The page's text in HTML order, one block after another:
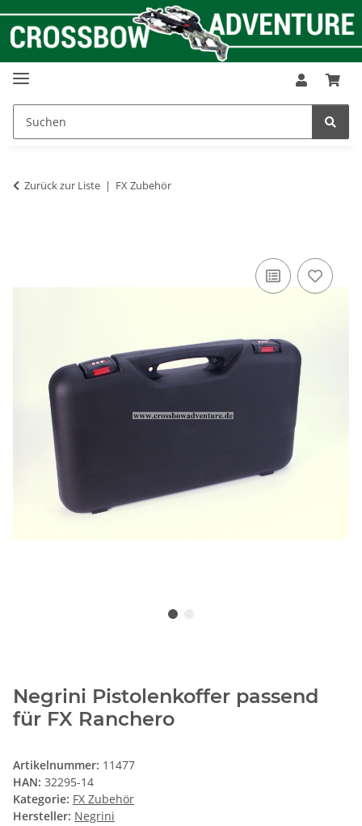
Zurück zur Liste FX Zubehör
Negrini Pistolenkoffer passend
für FX Ranchero
Artikelnummer: 11477
HAN: 32295-14
Kategorie: FX Zubehör
Hersteller: Negrini